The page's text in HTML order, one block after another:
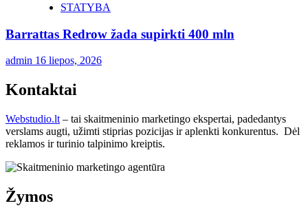
STATYBA
Barrattas Redrow žada supirkti 400 mln
admin 16 liepos, 2026
Kontaktai
Webstudio.lt – tai skaitmeninio marketingo ekspertai, padedantys
verslams augti, užimti stiprias pozicijas ir aplenkti konkurentus. Dėl
reklamos ir turinio talpinimo kreiptis.
Žymos